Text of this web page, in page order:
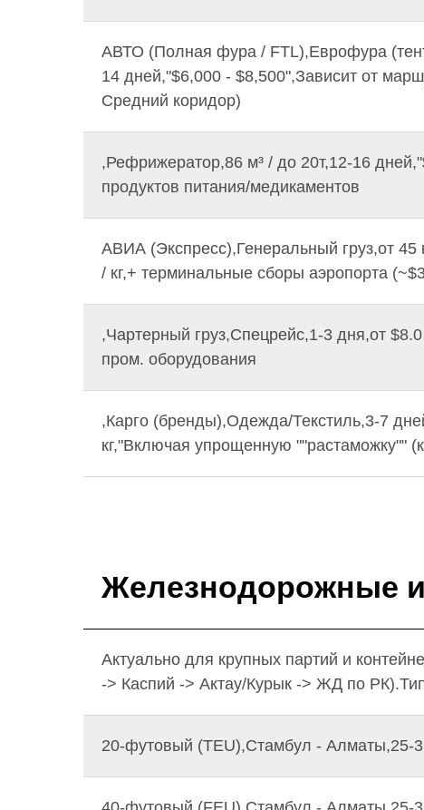
АВТО (Полная фура / FTL),Еврофура
14 дней,"$6,000 - $8,500",Зависит от
Средний коридор)
,Рефрижератор,86 м³ / до 20т,12-16
продуктов питания/медикаментов
АВИА (Экспресс),Генеральный груз,от 45
/ кг,+ терминальные сборы аэропорта
,Чартерный груз,Спецрейс,1-3 дня,от $8.0
пром. оборудования
,Карго (бренды),Одежда/Текстиль,3-7
кг,"Включая упрощенную ""растаможку""
Железнодорожные
Актуально для крупных партий и
-> Каспий -> Актау/Курык -> ЖД по
20-футовый (TEU),Стамбул - Алматы,25-